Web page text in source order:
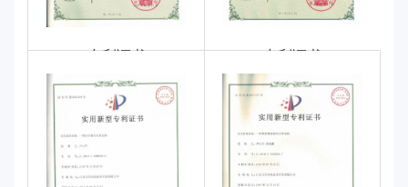
专利证书 专利证书